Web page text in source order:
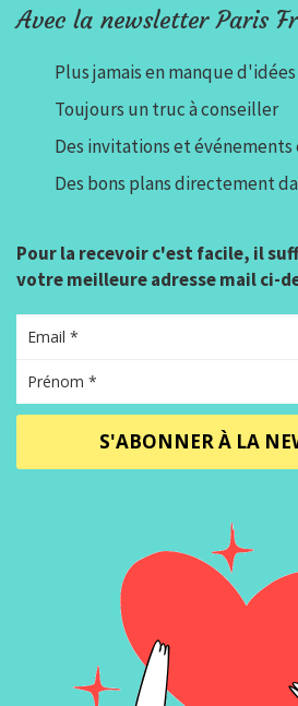
Avec la newsletter Paris
Plus jamais en manque
Toujours un truc à conseiller
Des invitations et événements
Des bons plans directement
Pour la recevoir c'est facile, il
votre meilleure adresse mail ci-
S'ABONNER À LA